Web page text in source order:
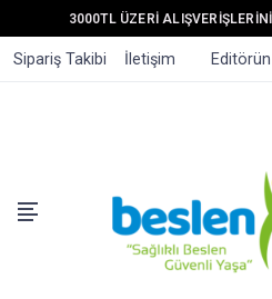
3000TL ÜZERİ
Sipariş Takibi İletişim